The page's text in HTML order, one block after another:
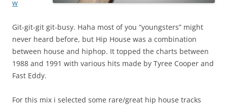
w
Git-git-git git-busy. Haha most of you “youngsters” might
never heard before, but Hip House was a combination
between house and hiphop. It topped the charts between
1988 and 1991 with various hits made by Tyree Cooper and
Fast Eddy.
For this mix i selected some rare/great hip house tracks